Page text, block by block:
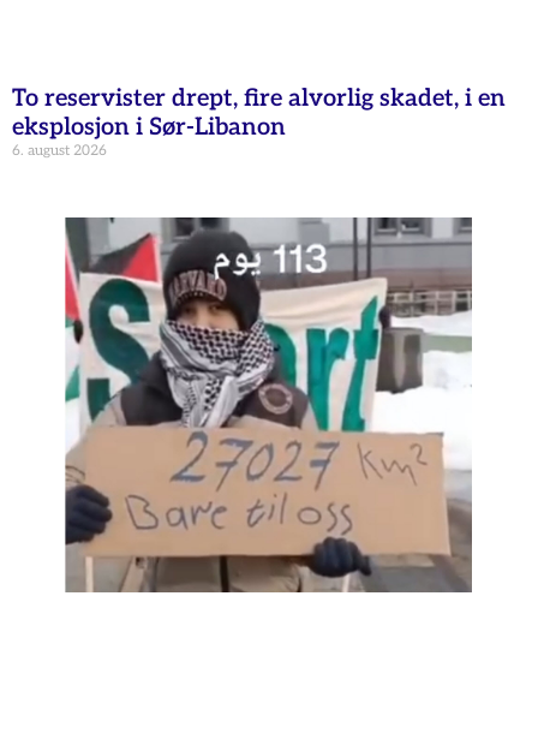
To reservister drept, fire alvorlig skadet, i en
eksplosjon i Sør-Libanon
6. august 2026